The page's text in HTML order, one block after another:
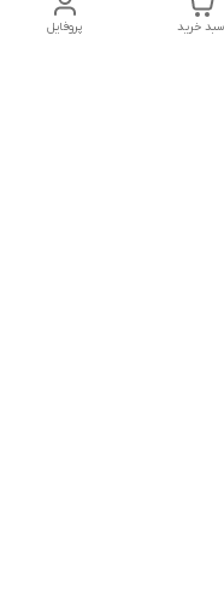
پروفایل سبد خرید